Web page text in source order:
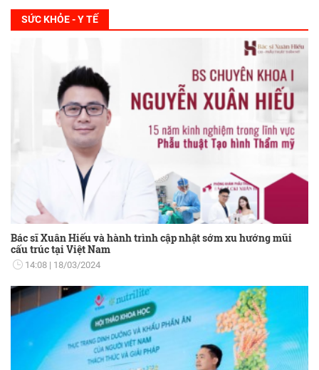
SỨC KHỎE - Y TẾ
Bác sĩ Xuân Hiếu và hành trình cập nhật sớm xu hướng mũi
cấu trúc tại Việt Nam
14:08 18/03/2024